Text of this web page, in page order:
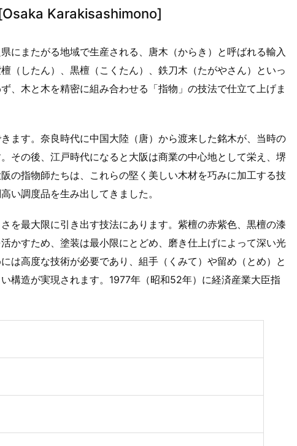
Karakisashimono]
にまたがる地域で生産される、唐木（からき）と呼ばれる輸入
（したん）、黒檀（こくたん）、鉄刀木（たがやさん）といっ
、木と木を精密に組み合わせる「指物」の技法で仕立て上げま
ます。奈良時代に中国大陸（唐）から渡来した銘木が、当時の
その後、江戸時代になると大阪は商業の中心地として栄え、堺
の指物師たちは、これらの堅く美しい木材を巧みに加工する技
い調度品を生み出してきました。
を最大限に引き出す技法にあります。紫檀の赤紫色、黒檀の漆
かすため、塗装は最小限にとどめ、磨き仕上げによって深い光
は高度な技術が必要であり、組手（くみて）や留め（とめ）と
構造が実現されます。1977年（昭和52年）に経済産業大臣指